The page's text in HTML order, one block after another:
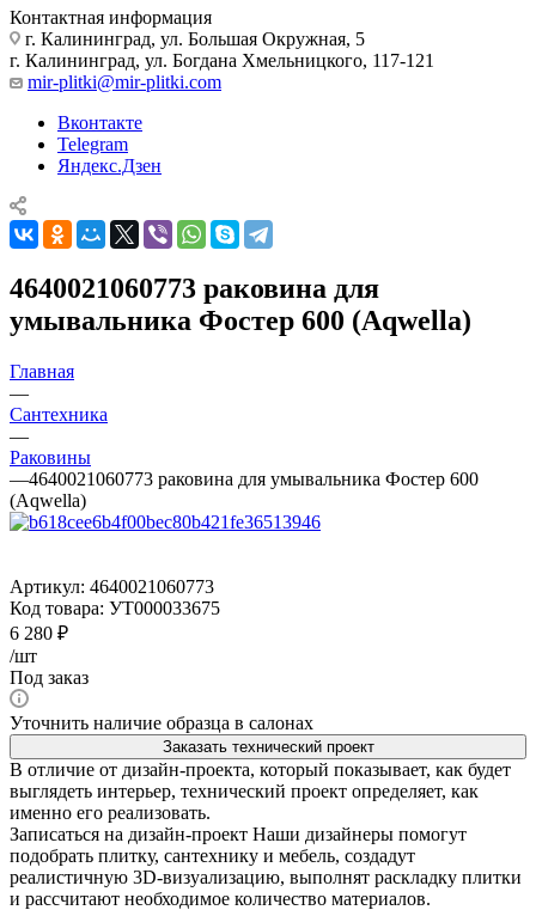
Контактная информация
г. Калининград, ул. Большая Окружная, 5
г. Калининград, ул. Богдана Хмельницкого, 117-121
mir-plitki@mir-plitki.com
Вконтакте
Telegram
Яндекс.Дзен
4640021060773 раковина для
умывальника Фостер 600 (Aqwella)
Главная
—
Сантехника
—
Раковины
—4640021060773 раковина для умывальника Фостер 600
(Aqwella)
Артикул: 4640021060773
Код товара: УТ000033675
6 280 ₽
/шт
Под заказ
Уточнить наличие образца в салонах
Заказать технический проект
В отличие от дизайн-проекта, который показывает, как будет
выглядеть интерьер, технический проект определяет, как
именно его реализовать.
Записаться на дизайн-проект Наши дизайнеры помогут
подобрать плитку, сантехнику и мебель, создадут
реалистичную 3D-визуализацию, выполнят раскладку плитки
и рассчитают необходимое количество материалов.